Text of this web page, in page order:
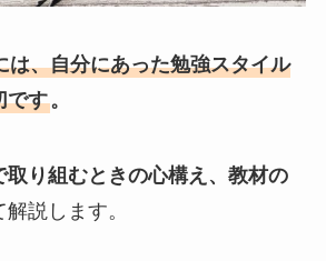
は、自分にあった勉強スタイル
です。
取り組むときの心構え、教材の
説します。